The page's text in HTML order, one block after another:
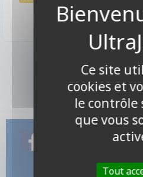
Indisponible
2
Ce site
cookies et
le contrôle
que vous
Tout